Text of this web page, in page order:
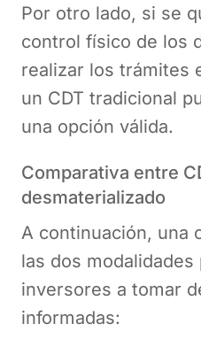
Por otro lado, si se
control físico de los
realizar los trámites
un CDT tradicional
una opción válida​.
Comparativa entre
desmaterializado
A continuación, una
las dos modalidades
inversores a tomar
informadas: